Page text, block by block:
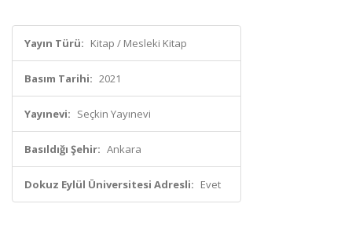
Yayın Türü: Kitap / Mesleki Kitap
Basım Tarihi: 2021
Yayınevi: Seçkin Yayınevi
Basıldığı Şehir: Ankara
Dokuz Eylül Üniversitesi Adresli: Evet